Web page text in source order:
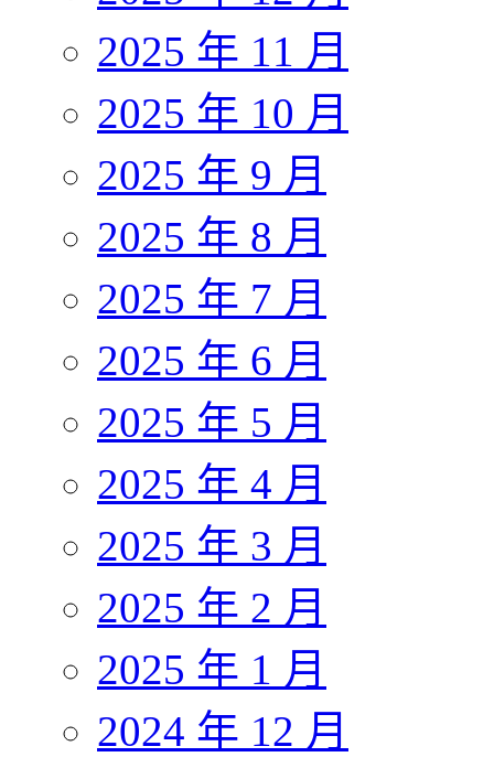
2025 年 11 月
2025 年 10 月
2025 年 9 月
2025 年 8 月
2025 年 7 月
2025 年 6 月
2025 年 5 月
2025 年 4 月
2025 年 3 月
2025 年 2 月
2025 年 1 月
2024 年 12 月